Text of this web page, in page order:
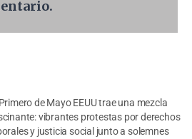
de Mayo EEUU trae una mezcla
vibrantes protestas por derechos
y justicia social junto a solemnes